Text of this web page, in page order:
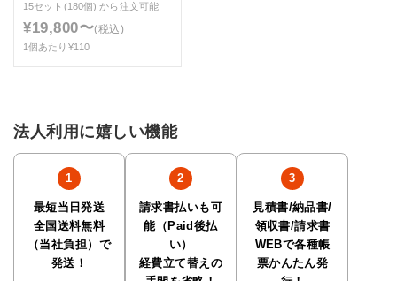
15セット(180個)から注文可能
¥19,800〜(税込)
1個あたり¥110
法人利用に嬉しい機能
最短当日発送
全国送料無料
（当社負担）で
発送！
請求書払いも可
能（Paid後払
い）
経費立て替えの
見積書/納品書/
領収書/請求書
WEBで各種帳
票かんたん発